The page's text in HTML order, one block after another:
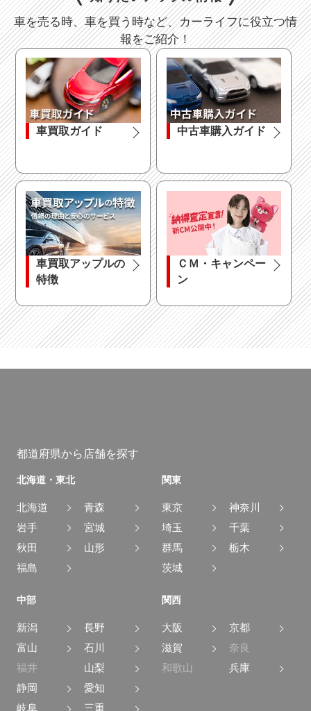
車を売る時、車を買う時など、カーライフに役立つ情
報をご紹介！
車買取ガイド 中古車購入ガイド
車買取アップルの
特徴
ＣＭ・キャンペー
ン
都道府県から店舗を探す
北海道・東北
北海道
青森
岩手
宮城
秋田
山形
福島
関東
東京
神奈川
埼玉
千葉
群馬
栃木
茨城
中部
新潟
長野
富山
石川
福井
山梨
静岡
愛知
岐阜
三重
関西
大阪
京都
滋賀
奈良
和歌山
兵庫